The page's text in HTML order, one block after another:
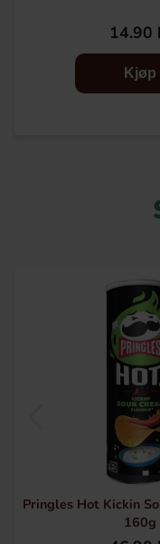
14.90
Kjøp
Pringles Hot Kickin
160g